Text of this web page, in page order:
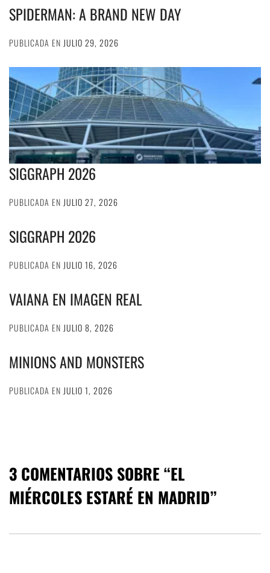
SPIDERMAN: A BRAND NEW DAY
PUBLICADA EN JULIO 29, 2026
SIGGRAPH 2026
PUBLICADA EN JULIO 27, 2026
SIGGRAPH 2026
PUBLICADA EN JULIO 16, 2026
VAIANA EN IMAGEN REAL
PUBLICADA EN JULIO 8, 2026
MINIONS AND MONSTERS
PUBLICADA EN JULIO 1, 2026
3 COMENTARIOS SOBRE “EL
MIÉRCOLES ESTARÉ EN MADRID”